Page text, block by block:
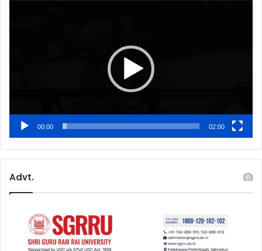
00:00 02:00
Advt.